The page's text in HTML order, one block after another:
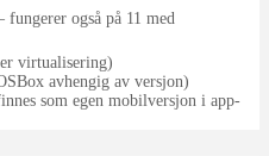
også på 11 med
virtualisering)
avhengig av versjon)
som egen mobilversjon i app-